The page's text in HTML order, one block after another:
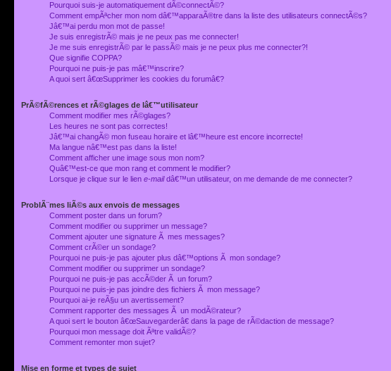
Pourquoi suis-je automatiquement dÃ©connectÃ©?
Comment empÃªcher mon nom dâ€™apparaÃ®tre dans la liste des utilisateurs connectÃ©s?
Jâ€™ai perdu mon mot de passe!
Je suis enregistrÃ© mais je ne peux pas me connecter!
Je me suis enregistrÃ© par le passÃ© mais je ne peux plus me connecter?!
Que signifie COPPA?
Pourquoi ne puis-je pas mâ€™inscrire?
A quoi sert â€œSupprimer les cookies du forumâ€?
PrÃ©fÃ©rences et rÃ©glages de lâ€™utilisateur
Comment modifier mes rÃ©glages?
Les heures ne sont pas correctes!
Jâ€™ai changÃ© mon fuseau horaire et lâ€™heure est encore incorrecte!
Ma langue nâ€™est pas dans la liste!
Comment afficher une image sous mon nom?
Quâ€™est-ce que mon rang et comment le modifier?
Lorsque je clique sur le lien e-maildâ€™un utilisateur, on me demande de me connecter?
ProblÃ¨mes liÃ©s aux envois de messages
Comment poster dans un forum?
Comment modifier ou supprimer un message?
Comment ajouter une signature Ã mes messages?
Comment crÃ©er un sondage?
Pourquoi ne puis-je pas ajouter plus dâ€™options Ã mon sondage?
Comment modifier ou supprimer un sondage?
Pourquoi ne puis-je pas accÃ©der Ã un forum?
Pourquoi ne puis-je pas joindre des fichiers Ã mon message?
Pourquoi ai-je reÃ§u un avertissement?
Comment rapporter des messages Ã un modÃ©rateur?
A quoi sert le bouton â€œSauvegarderâ€ dans la page de rÃ©daction de message?
Pourquoi mon message doit Ãªtre validÃ©?
Comment remonter mon sujet?
Mise en forme et types de sujet